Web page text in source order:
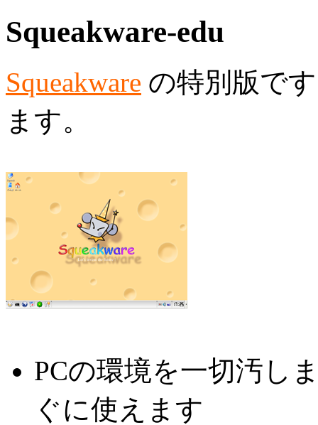
Squeakware-edu
Squeakware の特別版で
ます。
PCの環境を一切汚し
ぐに使えます